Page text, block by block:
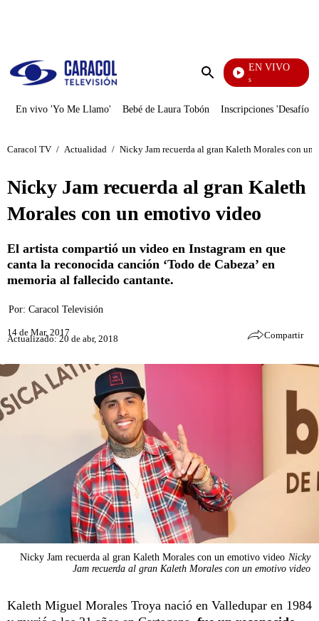
Enviar
EN VIVO
También Caerás
En vivo 'Yo Me Llamo' Bebé de Laura Tobón Inscripciones 'Desafío'
Caracol TV / Actualidad / Nicky Jam recuerda al gran Kaleth Morales con un
Nicky Jam recuerda al gran Kaleth
Morales con un emotivo video
El artista compartió un video en Instagram en que
canta la reconocida canción ‘Todo de Cabeza’ en
memoria al fallecido cantante.
Por: Caracol Televisión
14 de Mar, 2017
Actualizado: 20 de abr, 2018 Compartir
Nicky Jam recuerda al gran Kaleth Morales con un emotivo video Nicky
Jam recuerda al gran Kaleth Morales con un emotivo video
Kaleth Miguel Morales Troya nació en Valledupar en 1984